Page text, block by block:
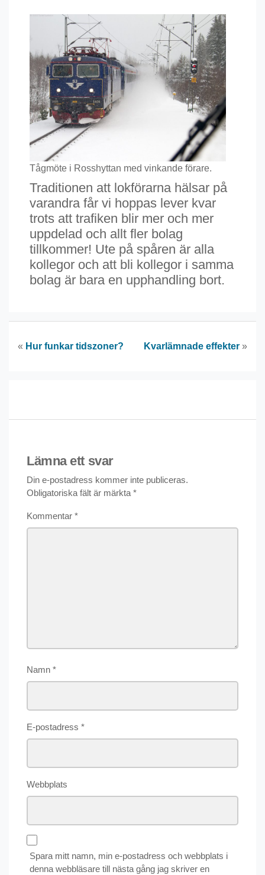
Tågmöte i Rosshyttan med vinkande förare.
Traditionen att lokförarna hälsar på
varandra får vi hoppas lever kvar
trots att trafiken blir mer och mer
uppdelad och allt fler bolag
tillkommer! Ute på spåren är alla
kollegor och att bli kollegor i samma
bolag är bara en upphandling bort.
« Hur funkar tidszoner? Kvarlämnade effekter »
Lämna ett svar
Din e-postadress kommer inte publiceras.
Obligatoriska fält är märkta *
Kommentar *
Namn *
E-postadress *
Webbplats
Spara mitt namn, min e-postadress och webbplats i
denna webbläsare till nästa gång jag skriver en